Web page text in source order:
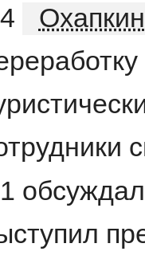
Охапкин